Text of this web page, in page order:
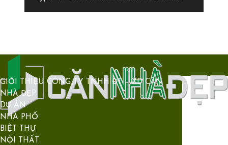
GIỚI THIỆU CÔNG TY TNHH ĐT – XD CĂN
NHÀ ĐẸP
DỰ ÁN
NHÀ PHỐ
BIỆT THỰ
NỘI THẤT